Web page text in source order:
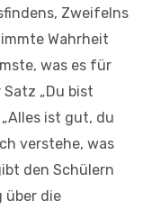
Zweifelns
Wahrheit
was es für
„Du bist
ist gut, du
verstehe, was
den Schülern
über die